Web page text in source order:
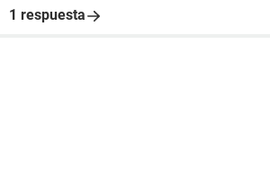
1 respuesta